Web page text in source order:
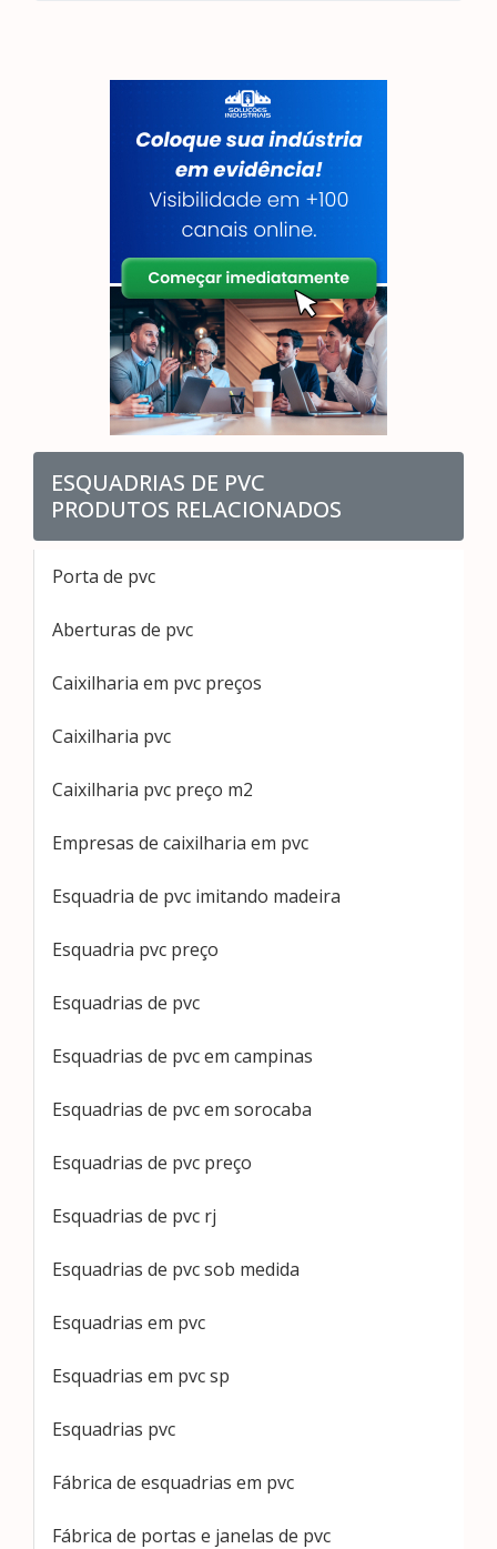
ESQUADRIAS DE PVC
PRODUTOS RELACIONADOS
Porta de pvc
Aberturas de pvc
Caixilharia em pvc preços
Caixilharia pvc
Caixilharia pvc preço m2
Empresas de caixilharia em pvc
Esquadria de pvc imitando madeira
Esquadria pvc preço
Esquadrias de pvc
Esquadrias de pvc em campinas
Esquadrias de pvc em sorocaba
Esquadrias de pvc preço
Esquadrias de pvc rj
Esquadrias de pvc sob medida
Esquadrias em pvc
Esquadrias em pvc sp
Esquadrias pvc
Fábrica de esquadrias em pvc
Fábrica de portas e janelas de pvc